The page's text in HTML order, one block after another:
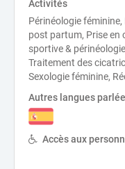
Activités
Périnéologie
post partum, Prise en
sportive &
Traitement des
Sexologie féminine,
Autres langues
Accès aux